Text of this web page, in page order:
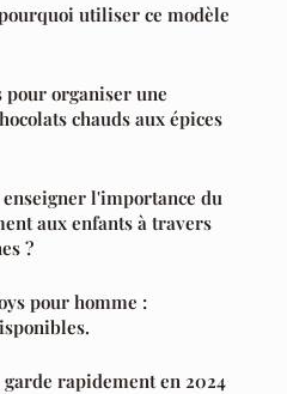
utiliser ce modèle
pour organiser une
chauds aux épices
l'importance du
aux enfants à travers
?
pour homme :
rapidement en 2024